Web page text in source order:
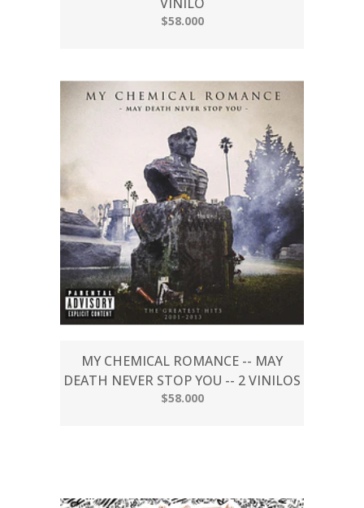
$58.000
MY CHEMICAL ROMANCE -- MAY
DEATH NEVER STOP YOU -- 2 VINILOS
$58.000